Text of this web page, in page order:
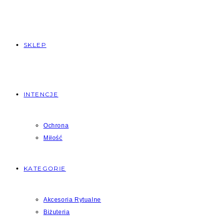
SKLEP
INTENCJE
Ochrona
Miłość
KATEGORIE
Akcesoria Rytualne
Biżuteria